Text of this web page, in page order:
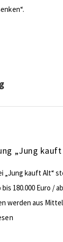
„Jung kauft Alt“
bis 180.000 Euro /
werden aus
Zins bei 0,53